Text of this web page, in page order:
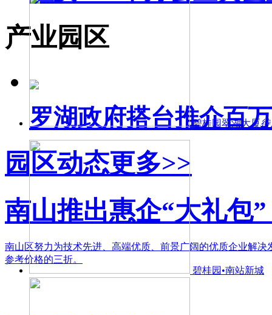
碧桂园翠湖大厦
碧桂园•南站新城
产业园区
罗湖政府搭台推介百
园区动态更多>>
南山推出惠企“大礼包
南山区努力为技术先进、高端优质、前景广阔的优质企业解
参考价格的三折。